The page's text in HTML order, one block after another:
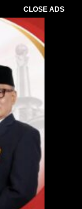
CLOSE ADS